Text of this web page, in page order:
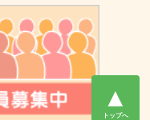
▲
トップへ